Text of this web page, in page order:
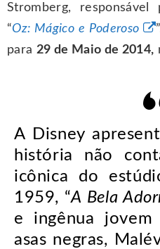
Stromberg,
“Oz: Mágico e Poderoso
para 29 de Maio de 2014,
A Disney
história não
icônica do
1959, “A Bela
e ingênua jovem
asas negras,